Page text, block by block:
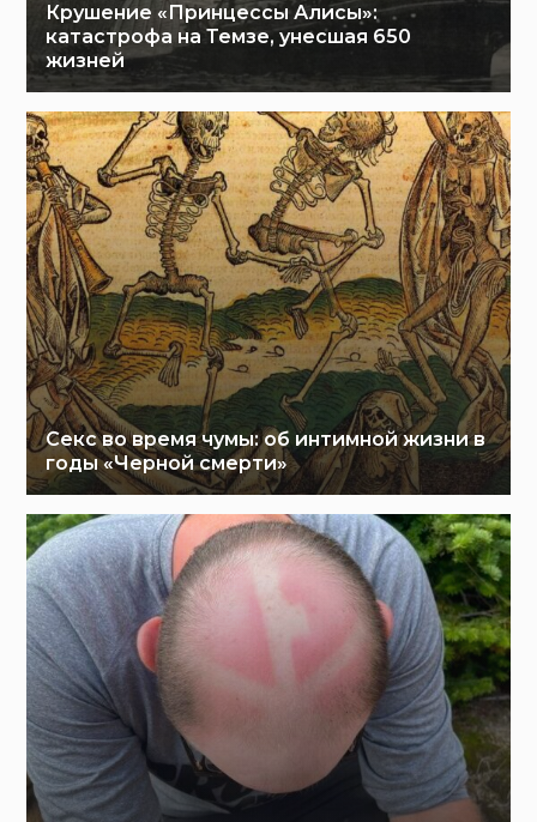
Крушение «Принцессы Алисы»:
катастрофа на Темзе, унесшая 650
жизней
Секс во время чумы: об интимной жизни в
годы «Черной смерти»